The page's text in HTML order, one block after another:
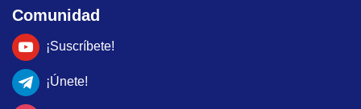
Comunidad
¡Suscríbete!
¡Únete!